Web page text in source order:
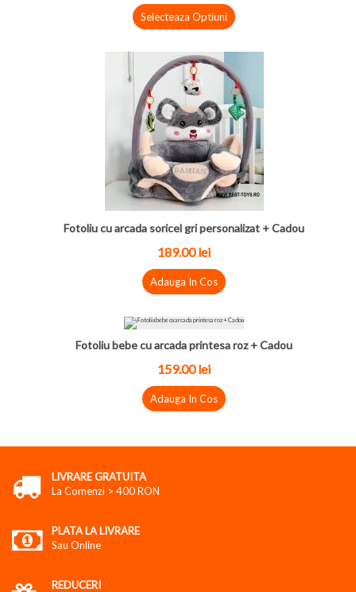
Selecteaza Optiuni
Fotoliu cu arcada soricel gri personalizat + Cadou
189.00lei
Adauga In Cos
Fotoliu bebe cu arcada printesa roz + Cadou
159.00lei
Adauga In Cos
LIVRARE GRATUITA
La Comenzi > 400 RON
PLATA LA LIVRARE
Sau Online
REDUCERI